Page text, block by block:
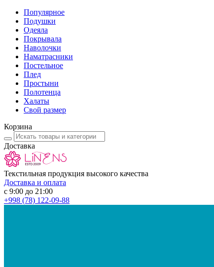
Популярное
Подушки
Одеяла
Покрывала
Наволочки
Наматрасники
Постельное
Плед
Простыни
Полотенца
Халаты
Свой размер
Корзина
Доставка
Текстильная продукция высокого качества
Доставка и оплата
с 9:00 до 21:00
+998 (78) 122-09-88